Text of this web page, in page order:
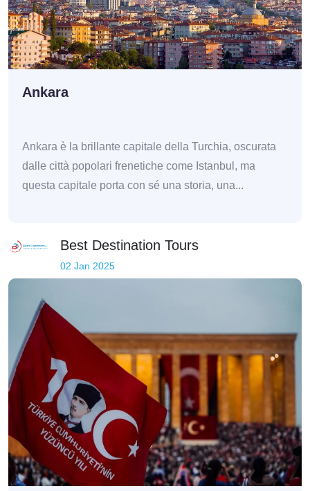
Ankara
Ankara è la brillante capitale della Turchia, oscurata
dalle città popolari frenetiche come Istanbul, ma
questa capitale porta con sé una storia, una...
Best Destination Tours
02 Jan 2025